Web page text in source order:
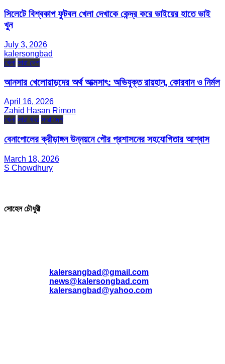
সিলেটে বিশ্বকাপ ফুটবল খেলা দেখাকে কেন্দ্র করে ভাইয়ের হাতে ভাই
খুন
July 3, 2026
kalersongbad
খেলা সারা দেশ
আনসার খেলোয়াড়দের অর্থ আত্মসাৎ: অভিযুক্ত রায়হান, কোরবান ও নির্মল
April 16, 2026
Zahid Hasan Rimon
খেলা সারা খবর সারা দেশ
বেনাপোলের ক্রীড়াঙ্গন উন্নয়নে পৌর প্রশাসনের সহযোগিতার আশ্বাস
March 18, 2026
S Chowdhury
সোহেল চৌধুরী
kalersangbad@gmail.com
news@kalersongbad.com
kalersangbad@yahoo.com